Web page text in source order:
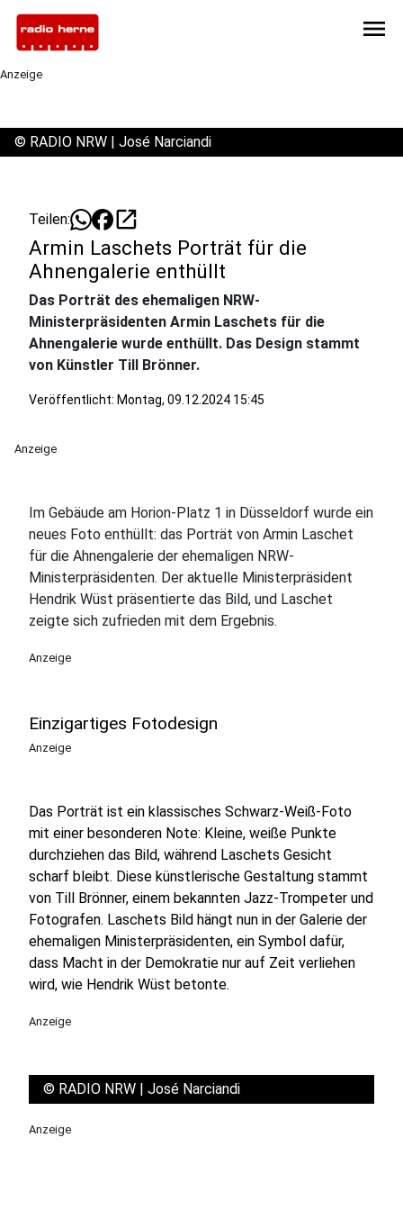
menu
Anzeige
© RADIO NRW | José Narciandi
Teilen: open_in_new
Armin Laschets Porträt für die
Ahnengalerie enthüllt
Das Porträt des ehemaligen NRW-
Ministerpräsidenten Armin Laschets für die
Ahnengalerie wurde enthüllt. Das Design stammt
von Künstler Till Brönner.
Veröffentlicht: Montag, 09.12.2024 15:45
Anzeige
Im Gebäude am Horion-Platz 1 in Düsseldorf wurde ein
neues Foto enthüllt: das Porträt von Armin Laschet
für die Ahnengalerie der ehemaligen NRW-
Ministerpräsidenten. Der aktuelle Ministerpräsident
Hendrik Wüst präsentierte das Bild, und Laschet
zeigte sich zufrieden mit dem Ergebnis.
Anzeige
Einzigartiges Fotodesign
Anzeige
Das Porträt ist ein klassisches Schwarz-Weiß-Foto
mit einer besonderen Note: Kleine, weiße Punkte
durchziehen das Bild, während Laschets Gesicht
scharf bleibt. Diese künstlerische Gestaltung stammt
von Till Brönner, einem bekannten Jazz-Trompeter und
Fotografen. Laschets Bild hängt nun in der Galerie der
ehemaligen Ministerpräsidenten, ein Symbol dafür,
dass Macht in der Demokratie nur auf Zeit verliehen
wird, wie Hendrik Wüst betonte.
Anzeige
© RADIO NRW | José Narciandi
Anzeige